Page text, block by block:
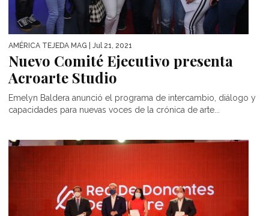
AMÉRICA TEJEDA MAG | Jul 21, 2021
Nuevo Comité Ejecutivo presenta
Acroarte Studio
Emelyn Baldera anunció el programa de intercambio, diálogo y
capacidades para nuevas voces de la crónica de arte...